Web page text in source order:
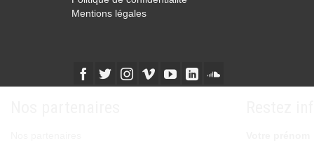
Mentions légales